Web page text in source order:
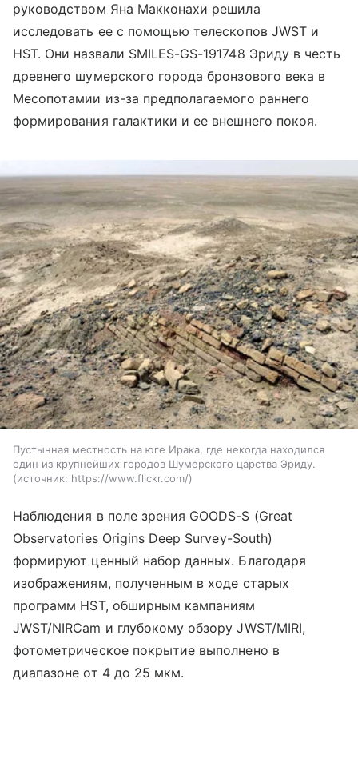
руководством Яна Макконахи решила
исследовать ее с помощью телескопов JWST и
HST. Они назвали SMILES-GS-191748 Эриду в честь
древнего шумерского города бронзового века в
Месопотамии из-за предполагаемого раннего
формирования галактики и ее внешнего покоя.
Пустынная местность на юге Ирака, где некогда находился
один из крупнейших городов Шумерского царства Эриду.
источник: https://www.flickr.com/
Наблюдения в поле зрения GOODS-S (Great
Observatories Origins Deep Survey-South)
формируют ценный набор данных. Благодаря
изображениям, полученным в ходе старых
программ HST, обширным кампаниям
JWST/NIRCam и глубокому обзору JWST/MIRI,
фотометрическое покрытие выполнено в
диапазоне от 4 до 25 мкм.